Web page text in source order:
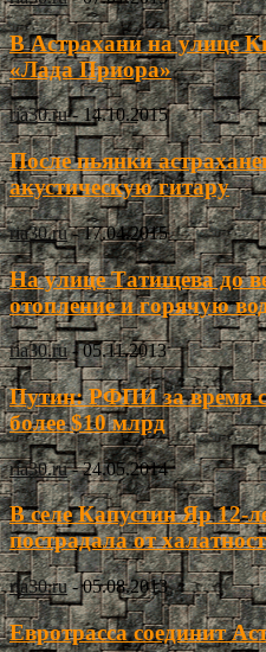
В Астрахани на улице
«Лада Приора»
ria30.ru - 14.10.2015
После пьянки
акустическую гитару
ria30.ru - 17.04.2015
На улице Татищева до
отопление и горячую
ria30.ru - 05.11.2013
Путин: РФПИ за время
более $10 млрд
ria30.ru - 24.05.2014
В селе Капустин Яр 12-
пострадала от
ria30.ru - 05.08.2013
Евротрасса соединит